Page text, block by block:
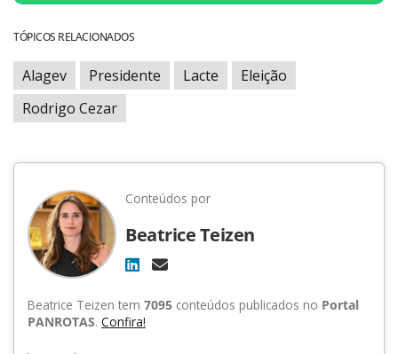
TÓPICOS RELACIONADOS
Alagev Presidente Lacte
Eleição
Rodrigo Cezar
Conteúdos por
Beatrice Teizen
Beatrice Teizen tem 7095 conteúdos publicados no Portal
PANROTAS. Confira!